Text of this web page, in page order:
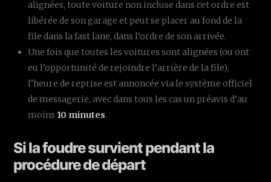
alignées, toute voiture non incluse dans cet ordre est
libérée de son garage et peut se placer au fond de la
file dans la fast lane, dans l’ordre de son arrivée.
Une fois que toutes les voitures sont alignées (ou ont
eu l’opportunité de rejoindre l’arrière de la file),
l’heure de reprise est annoncée via le système officiel
de messagerie, avec dans tous les cas un préavis d’au
moins 10 minutes.
Si la foudre survient pendant la
procédure de départ